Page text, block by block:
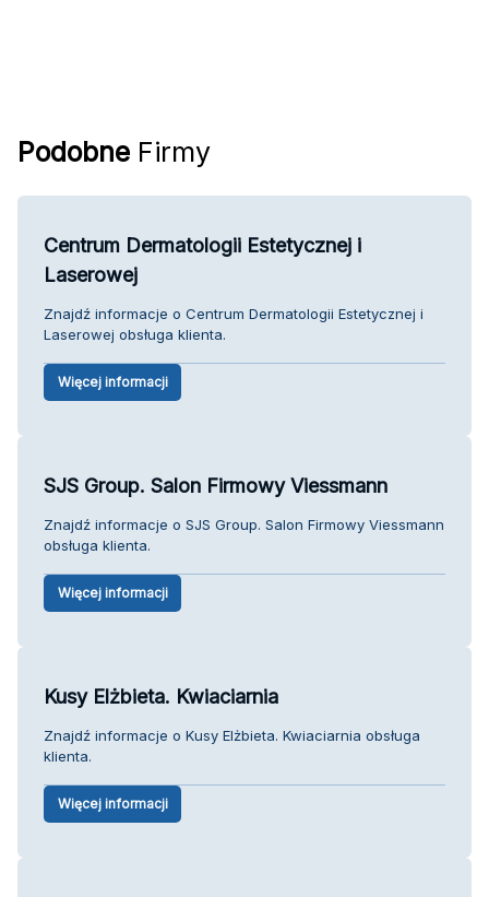
Podobne Firmy
Centrum Dermatologii Estetycznej i
Laserowej
Znajdź informacje o Centrum Dermatologii Estetycznej i
Laserowej obsługa klienta.
Więcej informacji
SJS Group. Salon Firmowy Viessmann
Znajdź informacje o SJS Group. Salon Firmowy Viessmann
obsługa klienta.
Więcej informacji
Kusy Elżbieta. Kwiaciarnia
Znajdź informacje o Kusy Elżbieta. Kwiaciarnia obsługa
klienta.
Więcej informacji